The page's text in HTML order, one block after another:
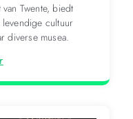
Twente, biedt
cultuur
diverse musea.